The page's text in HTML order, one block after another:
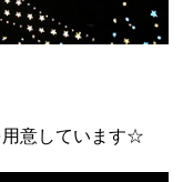
用意しています☆